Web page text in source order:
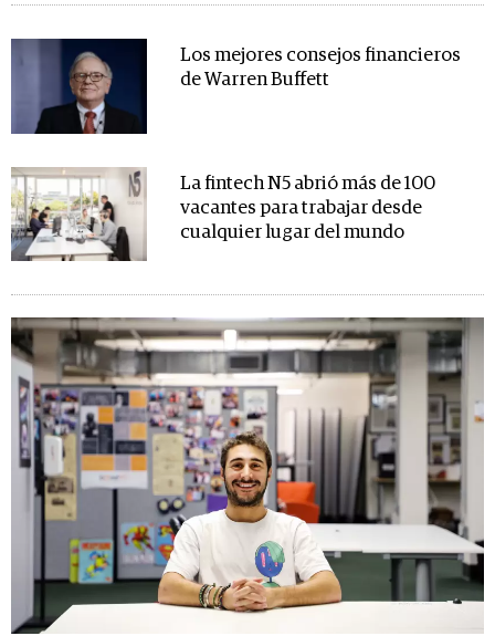
Los mejores consejos financieros
de Warren Buffett
La fintech N5 abrió más de 100
vacantes para trabajar desde
cualquier lugar del mundo